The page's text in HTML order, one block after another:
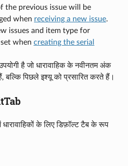
the previous issue will be
when receiving a new issue.
issues and item type for
when creating the serial
है जो धारावाहिक के नवीनतम अंक
बल्कि पिछले इश्यू को प्रसारित करते हैं।
के लिए डिफ़ॉल्ट टैब के रूप